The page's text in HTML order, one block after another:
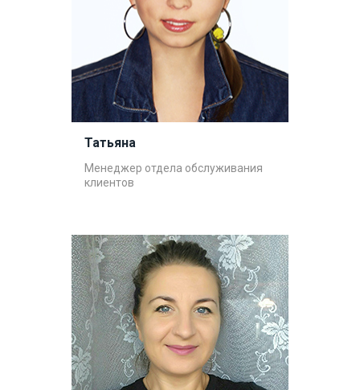
Татьяна
Менеджер отдела обслуживания
клиентов